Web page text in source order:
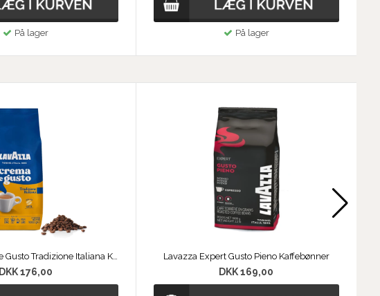
På lager På lager
Lavazza Crema e Gusto Tradizione Italiana Kaffebønner
DKK 176,00
Lavazza Expert Gusto Pieno Kaffebønner
DKK 169,00